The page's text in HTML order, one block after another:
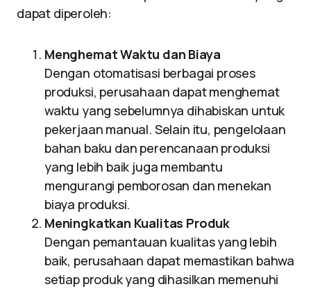
dapat diperoleh:
Menghemat Waktu dan Biaya
Dengan otomatisasi berbagai proses
produksi, perusahaan dapat menghemat
waktu yang sebelumnya dihabiskan untuk
pekerjaan manual. Selain itu, pengelolaan
bahan baku dan perencanaan produksi
yang lebih baik juga membantu
mengurangi pemborosan dan menekan
biaya produksi.
Meningkatkan Kualitas Produk
Dengan pemantauan kualitas yang lebih
baik, perusahaan dapat memastikan bahwa
setiap produk yang dihasilkan memenuhi